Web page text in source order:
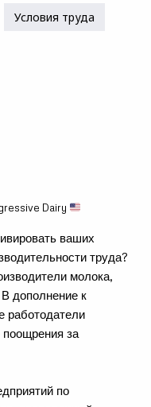
Условия труда
Dairy
ваших
труда?
молока,
дополнение к
работодатели
поощрения за
по